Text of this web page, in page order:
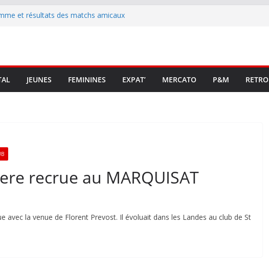
et résultats des matchs amicaux
au HOFC
JEUNES FEMININES EXPAT’ MERCATO P&M RETRO
recrue au MARQUISAT
avec la venue de Florent Prevost. Il évoluait dans les Landes au club de St